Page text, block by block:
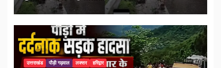
उत्तराखंड पौड़ी गढ़वाल लक्सर हरिद्वार